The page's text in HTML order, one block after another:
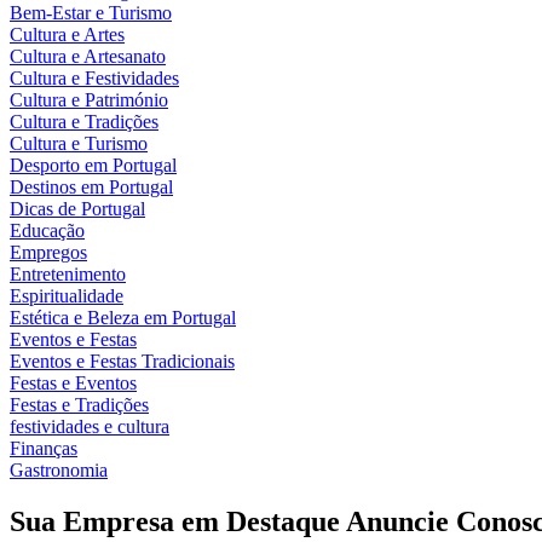
Bem-Estar e Turismo
Cultura e Artes
Cultura e Artesanato
Cultura e Festividades
Cultura e Património
Cultura e Tradições
Cultura e Turismo
Desporto em Portugal
Destinos em Portugal
Dicas de Portugal
Educação
Empregos
Entretenimento
Espiritualidade
Estética e Beleza em Portugal
Eventos e Festas
Eventos e Festas Tradicionais
Festas e Eventos
Festas e Tradições
festividades e cultura
Finanças
Gastronomia
Sua Empresa em Destaque Anuncie